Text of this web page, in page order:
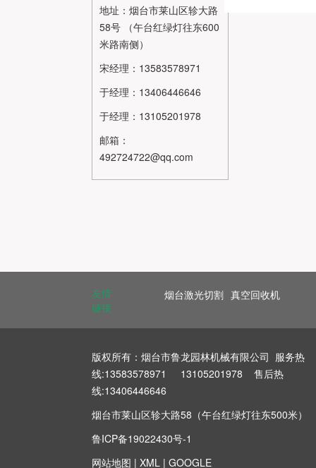
地址：烟台市莱山区轸大路
58号 （午台红绿灯往东600
米路南侧）
宋经理：13583578971
于经理：13406446646
于经理：13105201978
邮箱：
492724722@qq.com
友情
链接
烟台激光切割 真空回收机
版权所有：烟台市鲁龙园林机械有限公司 服务热
线:13583578971 13105201978 售后热
线:13406446646
烟台市莱山区轸大路58（午台红绿灯往东500米）
鲁ICP备19022430号-1
网站地图 | XML | GOOGLE